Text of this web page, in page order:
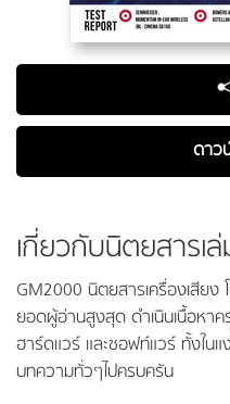
ดาว
เกี่ยวกับนิตยสารเ
GM2000 นิตยสารเครื่องเสียง
ยอดผู้อ่านสูงสุด ดำเนินเนื้อหา
ฮาร์ดแวร์ และซอฟท์แวร์ ทั้งใน
บทความทั่วๆไปครบครัน